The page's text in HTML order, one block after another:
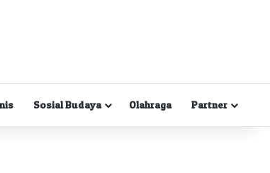
Sosial Budaya Olahraga Partner